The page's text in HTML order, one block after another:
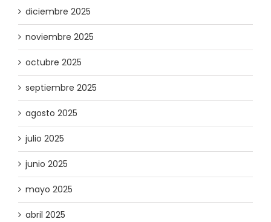
diciembre 2025
noviembre 2025
octubre 2025
septiembre 2025
agosto 2025
julio 2025
junio 2025
mayo 2025
abril 2025